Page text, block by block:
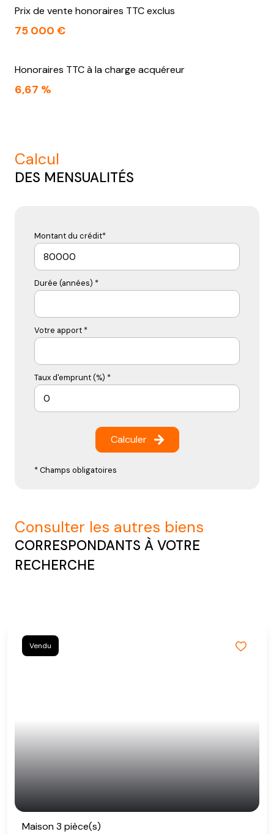
Prix de vente honoraires TTC exclus
75 000 €
Honoraires TTC à la charge acquéreur
6,67 %
calcul
DES MENSUALITÉS
Montant du crédit*
Durée (années) *
Votre apport *
Taux d'emprunt (%) *
Calculer
* Champs obligatoires
consulter les autres biens
CORRESPONDANTS À VOTRE
RECHERCHE
Vendu
Maison 3 pièce(s)